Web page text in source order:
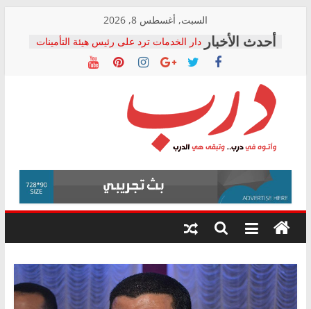
content
السبت, أغسطس 8, 2026
دار الخدمات ترد على رئيس هيئة التأمينات
بعد مؤتمره الصحفي: إنكار الأزمة لا ينهي
معاناة أصحاب المعاشات.. ونطالب بكشف
فرحات سليمان يكتب: القطاع الصحي إلى
أين؟
حزب التحالف الشعبي يطلق لجنة “الحق
في الصحة” بالإسكندرية لرصد الانتهاكات
ودعم المرضى
الوزاري لمدينة الصحفيين.. وانتهاء أعمال
إنشاء المبنى الإداري
المجلس القومي لحقوق الإنسان يعلن
متابعة قضية الدكتور محمد زهران.. ويؤكد:
قرينة البراءة وضمانات المحاكمة العادلة
درب
وأتوه
درب..
وتبقى
هي